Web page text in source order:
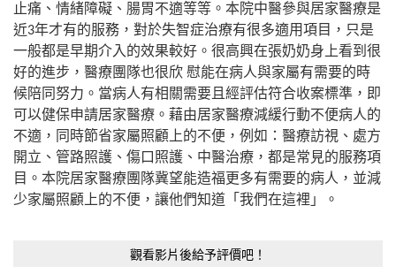
止痛、情緒障礙、腸胃不適等等。本院中醫參與居家醫療是
近3年才有的服務，對於失智症治療有很多適用項目，只是
一般都是早期介入的效果較好。很高興在張奶奶身上看到很
好的進步，醫療團隊也很欣 慰能在病人與家屬有需要的時
候陪同努力。當病人有相關需要且經評估符合收案標準，即
可以健保申請居家醫療。藉由居家醫療減緩行動不便病人的
不適，同時節省家屬照顧上的不便，例如：醫療訪視、處方
開立、管路照護、傷口照護、中醫治療，都是常見的服務項
目。本院居家醫療團隊冀望能造福更多有需要的病人，並減
少家屬照顧上的不便，讓他們知道「我們在這裡」。
觀看影片後給予評價吧！